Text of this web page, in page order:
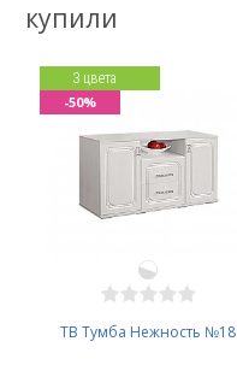
купили
ТВ Тумба Нежность №18
3 цвета
-50%